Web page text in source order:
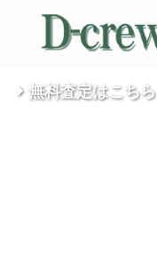
無料査定はこちら